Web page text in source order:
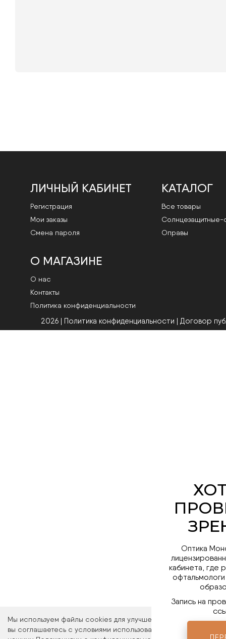
Мы используем файлы cookies для улучшения работы сайта.
вы соглашаетесь с условиями использования файлов cookies.
ЛИЧНЫЙ КАБИНЕТ
Регистрация
Мои заказы
Смена пароля
КАТАЛОГ
Все товары
Cолнцезащитные-
Оправы
О МАГАЗИНЕ
О нас
Контакты
Политика конфиденциальности
2026 | Политика конфиденциальности | Договор
Оптика
кабинета, где
Запись на